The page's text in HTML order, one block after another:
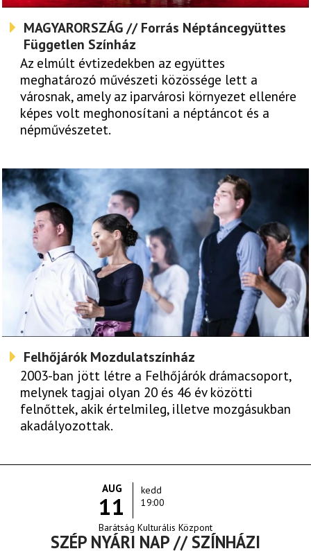
MAGYARORSZÁG // Forrás Néptáncegyüttes
Független Színház
Az elmúlt évtizedekben az együttes
meghatározó művészeti közössége lett a
városnak, amely az iparvárosi környezet ellenére
képes volt meghonosítani a néptáncot és a
népművészetet.
Felhőjárók Mozdulatszínház
2003-ban jött létre a Felhőjárók drámacsoport,
melynek tagjai olyan 20 és 46 év közötti
felnőttek, akik értelmileg, illetve mozgásukban
akadályozottak.
AUG
11
kedd
19:00
Barátság Kulturális Központ
SZÉP NYÁRI NAP // SZÍNHÁZI